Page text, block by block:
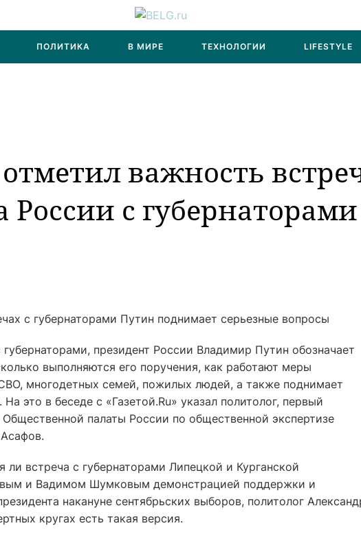
ПОЛИТИКА В МИРЕ ТЕХНОЛОГИИ LIFESTYLE
важность
России с губернаторами
с губернаторами Путин поднимает серьезные вопросы
президент России Владимир Путин обозначает
выполняются его поручения, как работают меры
многодетных семей, пожилых людей, а также поднимает
это в беседе с «Газетой.Ru» указал политолог, первый
палаты России по общественной экспертизе
ли встреча с губернаторами Липецкой и Курганской
и Вадимом Шумковым демонстрацией поддержки и
накануне сентябрьских выборов, политолог
кругах есть такая версия.